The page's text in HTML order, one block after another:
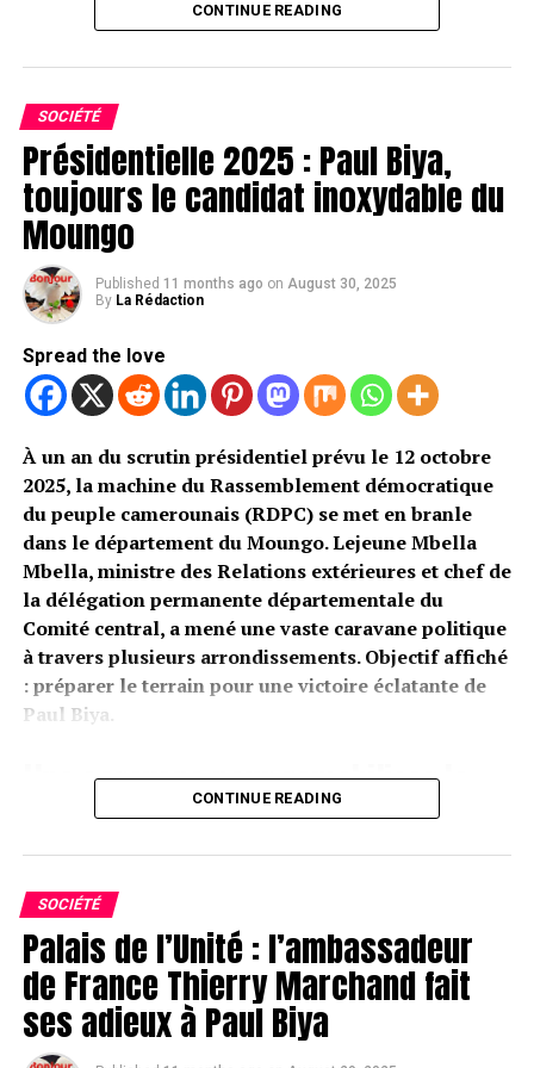
CONTINUE READING
SOCIÉTÉ
Présidentielle 2025 : Paul Biya,
toujours le candidat inoxydable du
Moungo
Published 11 months ago on August 30, 2025
By La Rédaction
Spread the love
À un an du scrutin présidentiel prévu le 12 octobre
2025, la machine du Rassemblement démocratique
du peuple camerounais (RDPC) se met en branle
dans le département du Moungo. Lejeune Mbella
Mbella, ministre des Relations extérieures et chef de
la délégation permanente départementale du
Comité central, a mené une vaste caravane politique
à travers plusieurs arrondissements. Objectif affiché
: préparer le terrain pour une victoire éclatante de
Paul Biya.
Une caravane pour remobiliser la
base du RDPC
tournée de Lejeune Mbella Mbella s’est poursuivie ce
week-end dans les grandes localités du Moungo.
Partout, la même mission :rallier et galvaniser les
militantsautour de la candidature de Paul Biya à la
présidentielle 2025.
CONTINUE READING
SOCIÉTÉ
Palais de l’Unité : l’ambassadeur
de France Thierry Marchand fait
ses adieux à Paul Biya